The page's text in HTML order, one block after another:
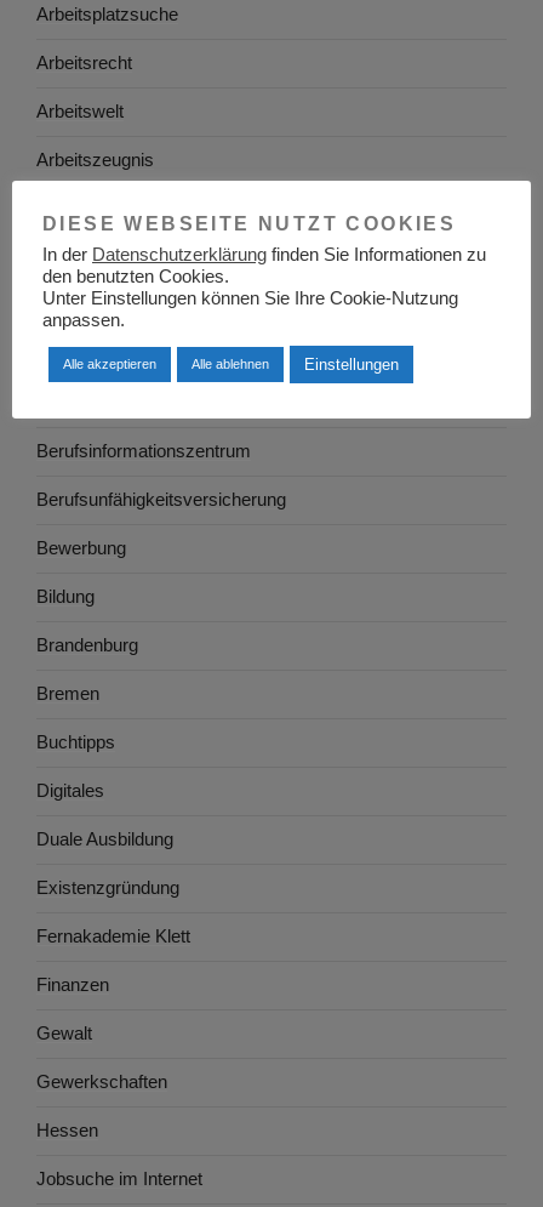
Arbeitsplatzsuche
Arbeitsrecht
Arbeitswelt
Arbeitszeugnis
Baden-Württemberg
Bayern
Berlin
Berufsinformationszentrum
Berufsunfähigkeitsversicherung
Bewerbung
Bildung
Brandenburg
Bremen
Buchtipps
Digitales
Duale Ausbildung
Existenzgründung
Fernakademie Klett
Finanzen
Gewalt
Gewerkschaften
Hessen
Jobsuche im Internet
DIESE WEBSEITE NUTZT COOKIES
In der Datenschutzerklärung finden Sie Informationen zu
den benutzten Cookies.
Unter Einstellungen können Sie Ihre Cookie-Nutzung
anpassen.
Alle akzeptieren Alle ablehnen Einstellungen